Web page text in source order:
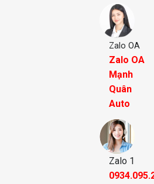
Zalo OA
Zalo OA
Mạnh
Quân
Auto
Zalo 1